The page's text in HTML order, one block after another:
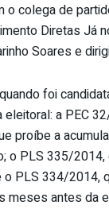
o colega de
Diretas Já
Soares e
foi
a PEC
proíbe a
o PLS 335/
PLS 334/
antes da